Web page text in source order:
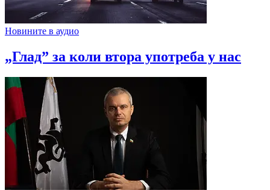
Новините в аудио
„Глад” за коли втора употреба у нас